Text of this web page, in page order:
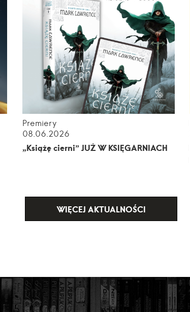
Premiery
08.06.2026
„Książę cierni” JUŻ W KSIĘGARNIACH
WIĘCEJ AKTUALNOŚCI